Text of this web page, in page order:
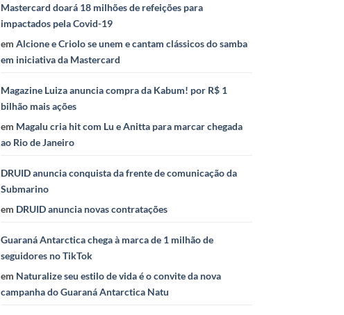
Mastercard doará 18 milhões de refeições para
impactados pela Covid-19
emAlcione e Criolo se unem e cantam clássicos do samba
em iniciativa da Mastercard
Magazine Luiza anuncia compra da Kabum! por R$ 1
bilhão mais ações
em Magalu cria hit com Lu e Anitta para marcar chegada
ao Rio de Janeiro
DRUID anuncia conquista da frente de comunicação da
Submarino
em DRUID anuncia novas contratações
Guaraná Antarctica chega à marca de 1 milhão de
seguidores no TikTok
em Naturalize seu estilo de vida é o convite da nova
campanha do Guaraná Antarctica Natu